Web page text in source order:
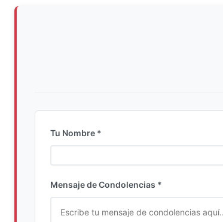
Tu Nombre *
Mensaje de Condolencias *